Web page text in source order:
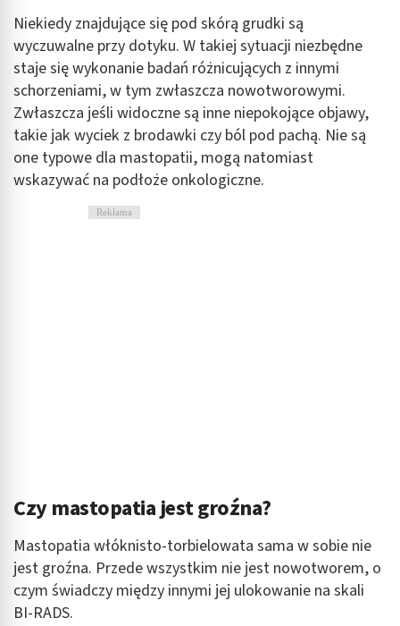
Niekiedy znajdujące się pod skórą grudki są
wyczuwalne przy dotyku. W takiej sytuacji niezbędne
staje się wykonanie badań różnicujących z innymi
schorzeniami, w tym zwłaszcza nowotworowymi.
Zwłaszcza jeśli widoczne są inne niepokojące objawy,
takie jak wyciek z brodawki czy ból pod pachą. Nie są
one typowe dla mastopatii, mogą natomiast
wskazywać na podłoże onkologiczne.
Reklama
Czy mastopatia jest groźna?
Mastopatia włóknisto-torbielowata sama w sobie nie
jest groźna. Przede wszystkim nie jest nowotworem, o
czym świadczy między innymi jej ulokowanie na skali
BI-RADS.